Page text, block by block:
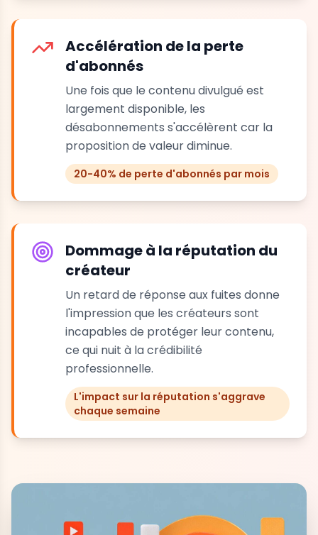
Accélération de la perte
d'abonnés
Une fois que le contenu divulgué est
largement disponible, les
désabonnements s'accélèrent car la
proposition de valeur diminue.
20-40% de perte d'abonnés par mois
Dommage à la réputation du
créateur
Un retard de réponse aux fuites donne
l'impression que les créateurs sont
incapables de protéger leur contenu,
ce qui nuit à la crédibilité
professionnelle.
L'impact sur la réputation s'aggrave
chaque semaine